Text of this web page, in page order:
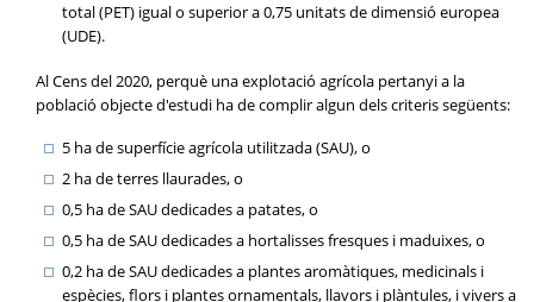
total (PET) igual o superior a 0,75 unitats de dimensió europea
(UDE).
Al Cens del 2020, perquè una explotació agrícola pertanyi a la
població objecte d'estudi ha de complir algun dels criteris següents:
5 ha de superfície agrícola utilitzada (SAU), o
2 ha de terres llaurades, o
0,5 ha de SAU dedicades a patates, o
0,5 ha de SAU dedicades a hortalisses fresques i maduixes, o
0,2 ha de SAU dedicades a plantes aromàtiques, medicinals i
espècies, flors i plantes ornamentals, llavors i plàntules, i vivers a